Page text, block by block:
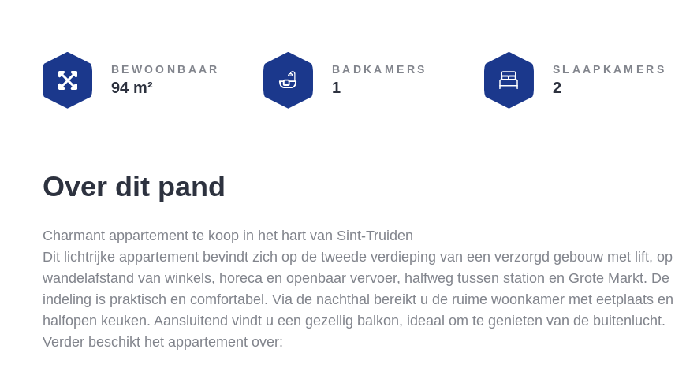
BEWOONBAAR
94 m²
BADKAMERS
1
SLAAPKAMERS
2
Over dit pand
Charmant appartement te koop in het hart van Sint-Truiden
Dit lichtrijke appartement bevindt zich op de tweede verdieping van een verzorgd gebouw met lift, op
wandelafstand van winkels, horeca en openbaar vervoer, halfweg tussen station en Grote Markt. De
indeling is praktisch en comfortabel. Via de nachthal bereikt u de ruime woonkamer met eetplaats en
halfopen keuken. Aansluitend vindt u een gezellig balkon, ideaal om te genieten van de buitenlucht.
Verder beschikt het appartement over: